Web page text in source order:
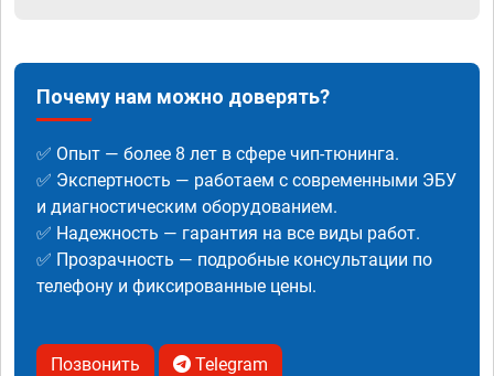
Почему нам можно доверять?
✅ Опыт — более 8 лет в сфере чип-тюнинга.
✅ Экспертность — работаем с современными ЭБУ
и диагностическим оборудованием.
✅ Надежность — гарантия на все виды работ.
✅ Прозрачность — подробные консультации по
телефону и фиксированные цены.
Позвонить Telegram